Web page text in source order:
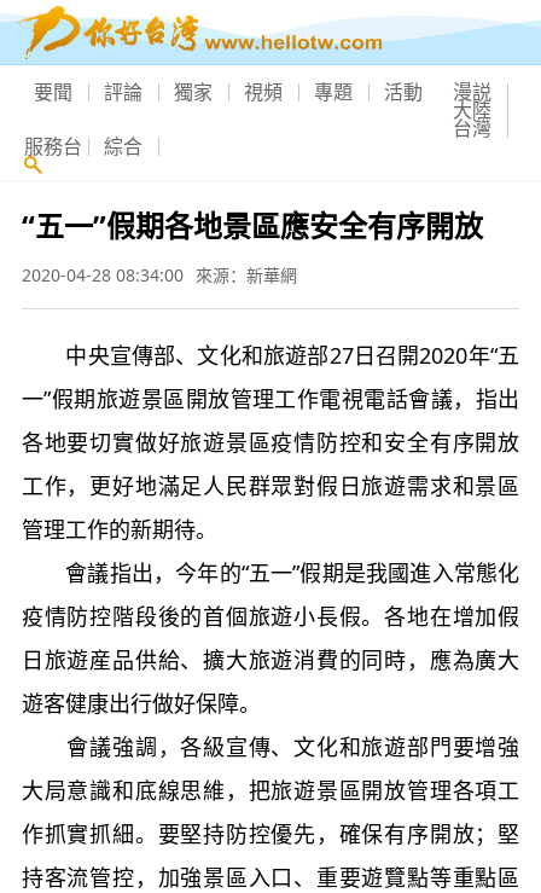
要聞 評論 獨家 視頻 專題 活動 漫説
大陸
台灣
服務台 綜合
“五一”假期各地景區應安全有序開放
2020-04-28 08:34:00 來源：新華網
中央宣傳部、文化和旅遊部27日召開2020年“五
一”假期旅遊景區開放管理工作電視電話會議，指出
各地要切實做好旅遊景區疫情防控和安全有序開放
工作，更好地滿足人民群眾對假日旅遊需求和景區
管理工作的新期待。
會議指出，今年的“五一”假期是我國進入常態化
疫情防控階段後的首個旅遊小長假。各地在增加假
日旅遊産品供給、擴大旅遊消費的同時，應為廣大
遊客健康出行做好保障。
會議強調，各級宣傳、文化和旅遊部門要增強
大局意識和底線思維，把旅遊景區開放管理各項工
作抓實抓細。要堅持防控優先，確保有序開放；堅
持客流管控，加強景區入口、重要遊覽點等重點區